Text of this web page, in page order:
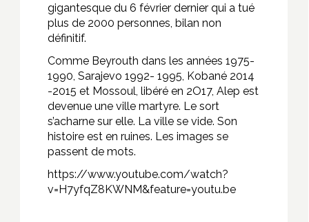
gigantesque du 6 février dernier qui a tué
plus de 2000 personnes, bilan non
définitif.
Comme Beyrouth dans les années 1975-
1990, Sarajevo 1992- 1995, Kobané 2014
-2015 et Mossoul, libéré en 2O17, Alep est
devenue une ville martyre. Le sort
s’acharne sur elle. La ville se vide. Son
histoire est en ruines. Les images se
passent de mots.
https://www.youtube.com/watch?
v=H7yfqZ8KWNM&feature=youtu.be